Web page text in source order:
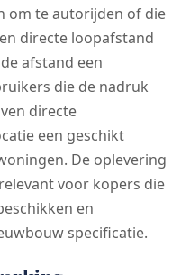
om te autorijden of die
directe loopafstand
afstand een
die de nadruk
directe
een geschikt
De oplevering
voor kopers die
en
specificatie.